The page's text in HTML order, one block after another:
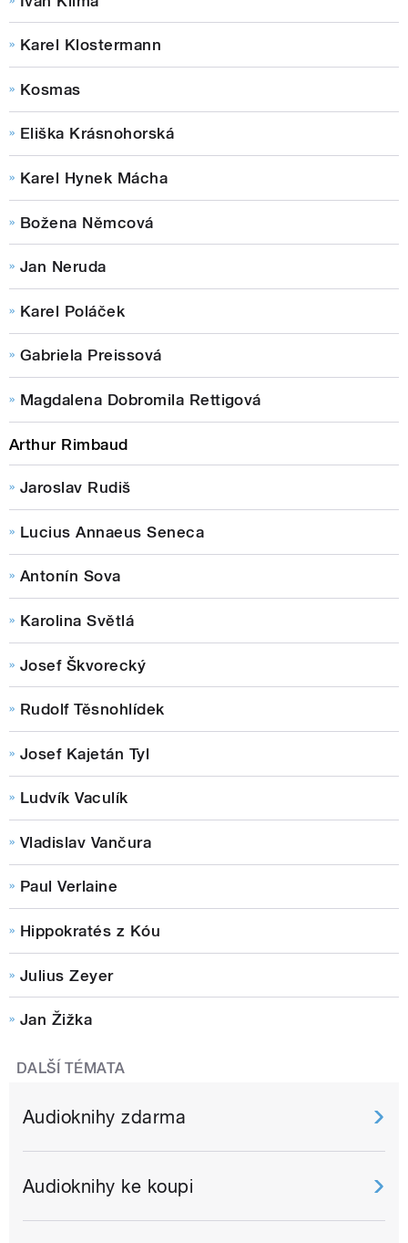
Karel Klostermann
Kosmas
Eliška Krásnohorská
Karel Hynek Mácha
Božena Němcová
Jan Neruda
Karel Poláček
Gabriela Preissová
Magdalena Dobromila Rettigová
Arthur Rimbaud
Jaroslav Rudiš
Lucius Annaeus Seneca
Antonín Sova
Karolina Světlá
Josef Škvorecký
Rudolf Těsnohlídek
Josef Kajetán Tyl
Ludvík Vaculík
Vladislav Vančura
Paul Verlaine
Hippokratés z Kóu
Julius Zeyer
Jan Žižka
DALŠÍ TÉMATA
Audioknihy zdarma
Audioknihy ke koupi